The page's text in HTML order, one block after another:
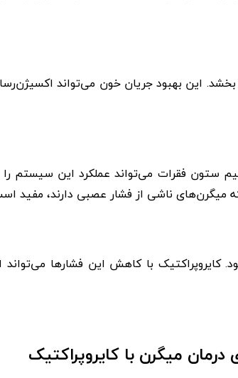
این بهبود جریان خون می‌تواند
فقرات می‌تواند عملکرد این سیستم را
میگرن‌های ناشی از فشار عصبی دارند، مفید
با کاهش این فشارها می‌تواند
درمان میگرن با کایروپراکتیک